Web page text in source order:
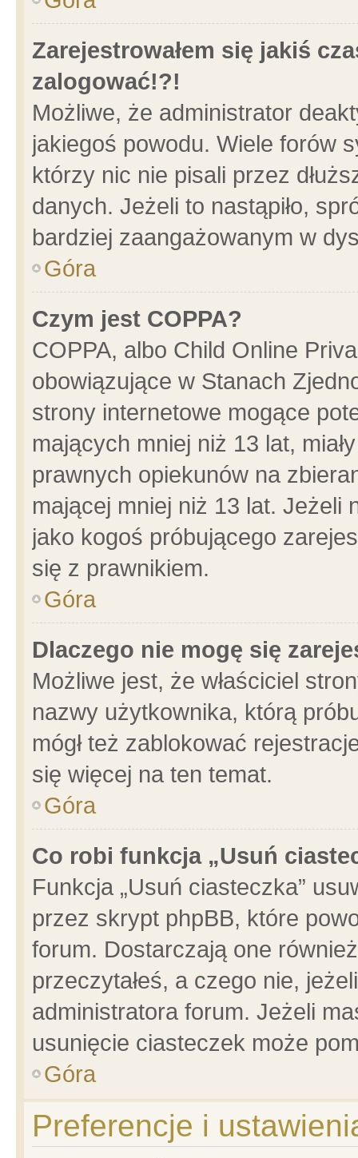
Zarejestrowałem się jakiś
zalogować!?!
Możliwe, że administrator
jakiegoś powodu. Wiele forów
którzy nic nie pisali przez
danych. Jeżeli to nastąpiło,
bardziej zaangażowanym w
Góra
Czym jest COPPA?
COPPA, albo Child Online
obowiązujące w Stanach
strony internetowe mogące
mających mniej niż 13 lat,
prawnych opiekunów na
mającej mniej niż 13 lat. Jeżeli
jako kogoś próbującego
się z prawnikiem.
Góra
Dlaczego nie mogę się
Możliwe jest, że właściciel
nazwy użytkownika, którą
mógł też zablokować
się więcej na ten temat.
Góra
Co robi funkcja „Usuń
Funkcja „Usuń ciasteczka”
przez skrypt phpBB, które
forum. Dostarczają one
przeczytałeś, a czego nie,
administratora forum. Jeżeli
usunięcie ciasteczek może
Góra
Preferencje i